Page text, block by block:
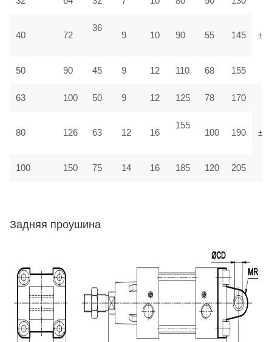
40 72
36
9 10 90 55 145
50 90 45 9 12 110 68 155
63 100 50 9 12 125 78 170
80 126 63 12 16
155
100 190
100 150 75 14 16 185 120 205
Задняя проушина